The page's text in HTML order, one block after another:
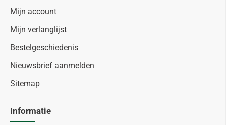
Mijn account
Mijn verlanglijst
Bestelgeschiedenis
Nieuwsbrief aanmelden
Sitemap
Informatie